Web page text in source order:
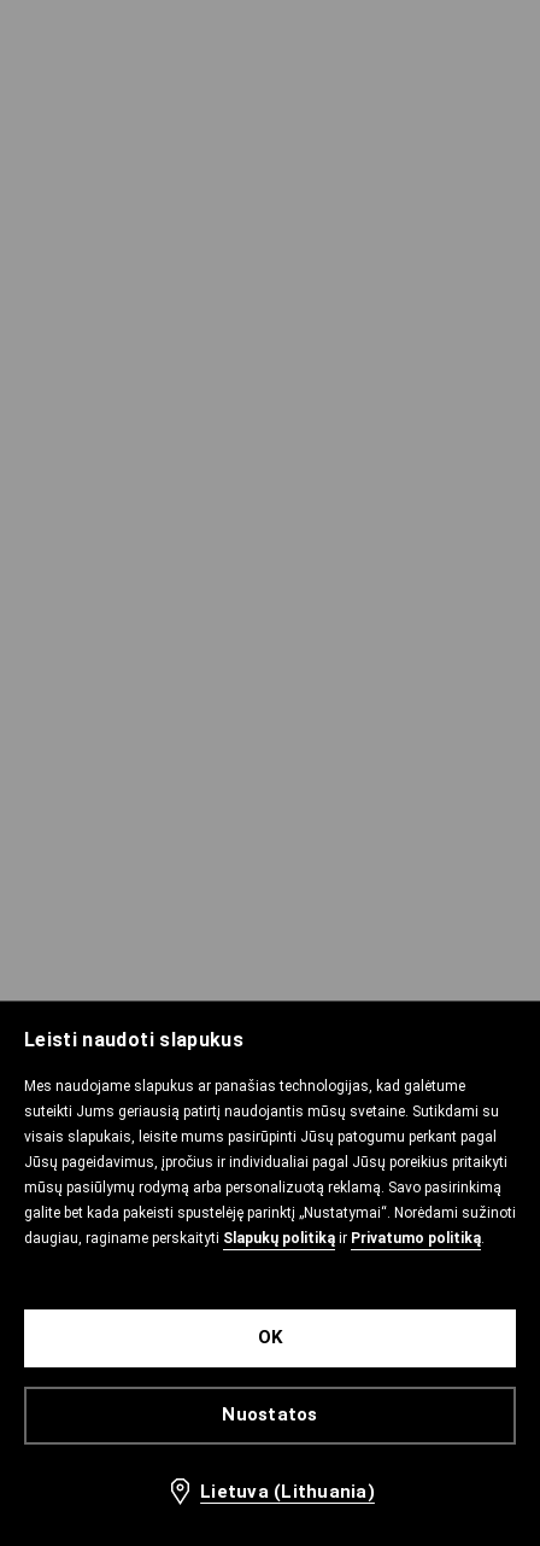
Leisti naudoti slapukus
Mes naudojame slapukus ar panašias technologijas, kad galėtume
suteikti Jums geriausią patirtį naudojantis mūsų svetaine. Sutikdami su
visais slapukais, leisite mums pasirūpinti Jūsų patogumu perkant pagal
Jūsų pageidavimus, įpročius ir individualiai pagal Jūsų poreikius pritaikyti
mūsų pasiūlymų rodymą arba personalizuotą reklamą. Savo pasirinkimą
galite bet kada pakeisti spustelėję parinktį „Nustatymai“. Norėdami sužinoti
daugiau, raginame perskaityti Slapukų politiką ir Privatumo politiką.
Nuostatos
OK
Lietuva (Lithuania)